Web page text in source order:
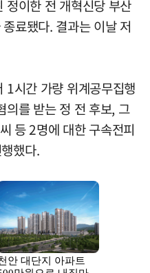
정이한 전 개혁신당 부산
료됐다. 결과는 이날 저
시간 가량 위계공무집행
의를 받는 정 전 후보, 그
등 2명에 대한 구속전피
했다.